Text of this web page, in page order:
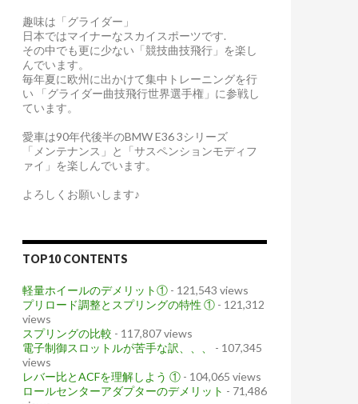
趣味は「グライダー」
日本ではマイナーなスカイスポーツです.
その中でも更に少ない「競技曲技飛行」を楽し
んでいます。
毎年夏に欧州に出かけて集中トレーニングを行
い 「グライダー曲技飛行世界選手権」に参戦し
ています。
愛車は90年代後半のBMW E36 3シリーズ
「メンテナンス」と「サスペンションモディフ
ァイ」を楽しんでいます。
よろしくお願いします♪
TOP10 CONTENTS
軽量ホイールのデメリット① - 121,543 views
プリロード調整とスプリングの特性 ① - 121,312
views
スプリングの比較 - 117,807 views
電子制御スロットルが苦手な訳、、、
- 107,345
views
レバー比とACFを理解しよう ① - 104,065 views
ロールセンターアダプターのデメリット - 71,486